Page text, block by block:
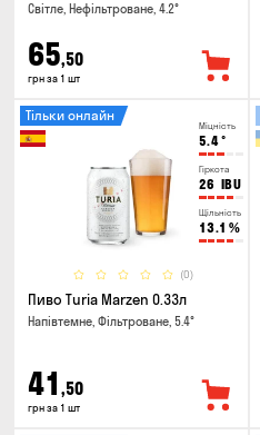
Світле, Нефільтроване, 4.2°
65,50
грн за 1 шт
Міцність
5.4°
Гіркота
26 IBU
Щільність
13.1 %
(0)
Тільки онлайн
Пиво Turia Marzen 0.33л
Напівтемне, Фільтроване, 5.4°
41 ,50
грн за 1 шт